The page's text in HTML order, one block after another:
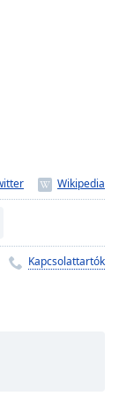
Kapcsolattartók